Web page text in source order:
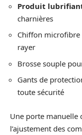
Produit
charnières
Chiffon microfibre
rayer
Brosse souple
Gants de
toute sécurité
Une porte manuelle
l’ajustement des